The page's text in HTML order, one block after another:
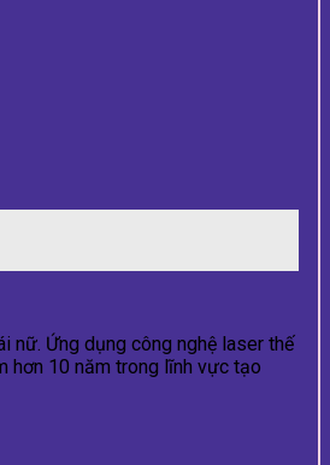
nữ. Ứng dụng công nghệ laser thế
hơn 10 năm trong lĩnh vực tạo